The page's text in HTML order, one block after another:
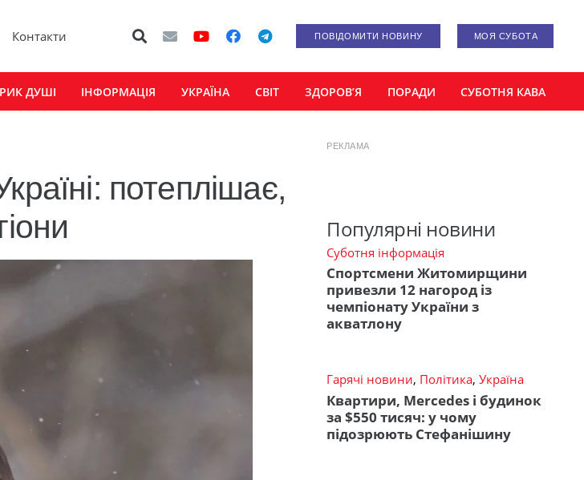
Контакти ПОВІДОМИТИ НОВИНУ МОЯ СУБОТА
ДУШІ ІНФОРМАЦІЯ УКРАЇНА СВІТ ЗДОРОВ’Я ПОРАДИ СУБОТНЯ КАВА
потеплішає,
РЕКЛАМА
Популярні новини
Суботня інформація
Спортсмени Житомирщини
привезли 12 нагород із
чемпіонату України з
акватлону
Гарячі новини, Політика, Україна
Квартири, Mercedes і будинок
за $550 тисяч: у чому
підозрюють Стефанішину